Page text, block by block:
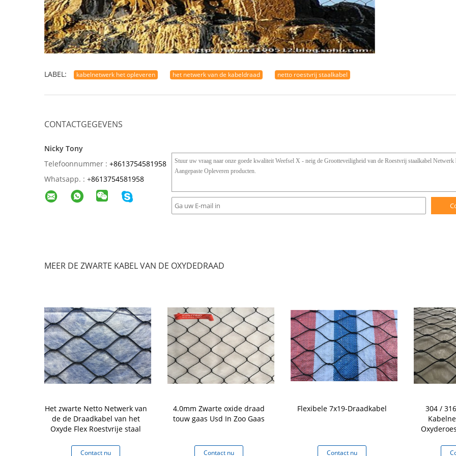
LABEL: kabelnetwerk het opleveren het netwerk van de kabeldraad netto roestvrij staalkabel
CONTACTGEGEVENS
Nicky Tony
Telefoonnummer : +8613754581958
Whatsapp. : +8613754581958
MEER DE ZWARTE KABEL VAN DE OXYDEDRAAD
Het zwarte Netto Netwerk van
de de Draadkabel van het
Oxyde Flex Roestvrije staal
Contact nu
4.0mm Zwarte oxide draad
touw gaas Usd In Zoo Gaas
Contact nu
Flexibele 7x19-Draadkabel
Contact nu
304 /